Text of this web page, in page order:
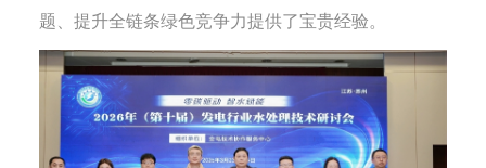
题、提升全链条绿色竞争力提供了宝贵经验。